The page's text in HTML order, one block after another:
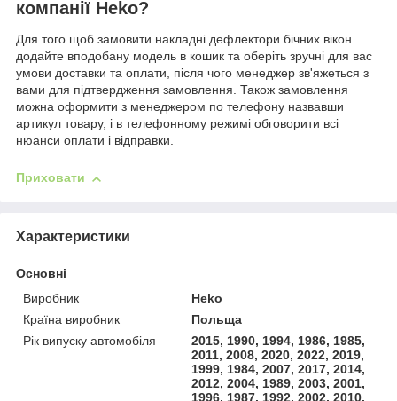
компанії Heko?
Для того щоб замовити накладні дефлектори бічних вікон
додайте вподобану модель в кошик та оберіть зручні для вас
умови доставки та оплати, після чого менеджер зв'яжеться з
вами для підтвердження замовлення. Також замовлення
можна оформити з менеджером по телефону назвавши
артикул товару, і в телефонному режимі обговорити всі
нюанси оплати і відправки.
Приховати
Характеристики
Основні
Виробник
Heko
Країна виробник
Польща
Рік випуску автомобіля
2015, 1990, 1994, 1986, 1985,
2011, 2008, 2020, 2022, 2019,
1999, 1984, 2007, 2017, 2014,
2012, 2004, 1989, 2003, 2001,
1996, 1987, 1992, 2002, 2010,